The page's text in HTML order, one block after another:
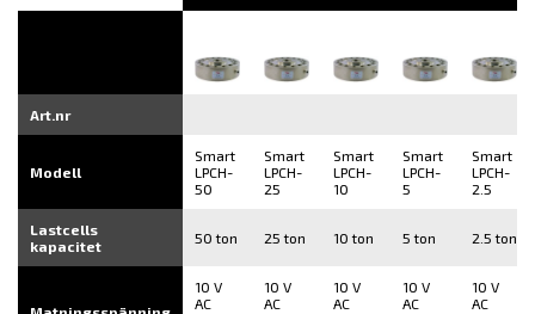
Art.nr
Modell
Smart
LPCH-
50
Smart
LPCH-
25
Smart
LPCH-
10
Smart
LPCH-
5
Smart
LPCH-
2.5
Lastcells
kapacitet
50 ton 25 ton 10 ton 5 ton 2.5 ton
10 V
AC
10 V
AC
10 V
AC
10 V
AC
10 V
AC